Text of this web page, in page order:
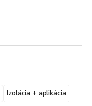
Izolácia + aplikácia